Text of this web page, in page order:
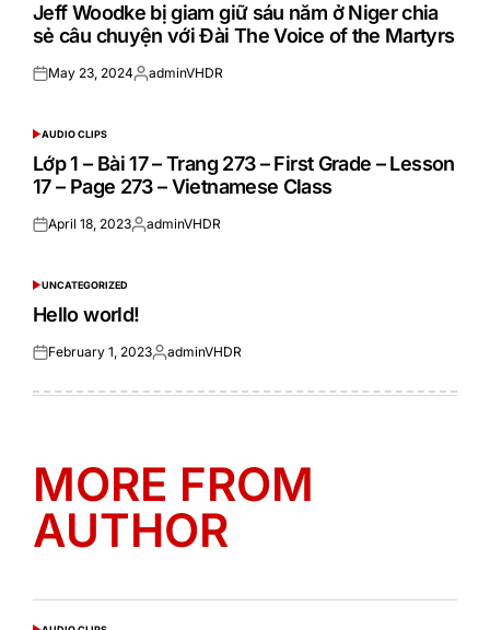
IN
Jeff Woodke bị giam giữ sáu năm ở Niger chia
sẻ câu chuyện với Đài The Voice of the Martyrs
Posted
May 23, 2024Posted
adminVHDR
POSTED
IN
AUDIO CLIPS
Lớp 1 – Bài 17 – Trang 273 – First Grade – Lesson
17 – Page 273 – Vietnamese Class
Posted
April 18, 2023Posted
adminVHDR
POSTED
IN
UNCATEGORIZED
Hello world!
Posted
February 1, 2023Posted
adminVHDR
MORE FROM
AUTHOR